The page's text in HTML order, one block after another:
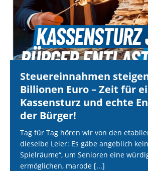
Steuereinnahmen
Billionen Euro – Zeit für
Kassensturz und echte
der Bürger!
Tag für Tag hören wir von den
dieselbe Leier: Es gäbe angeblich
Spielräume“, um Senioren eine
ermöglichen, marode [...]